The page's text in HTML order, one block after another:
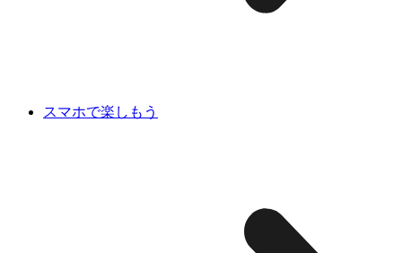
スマホで楽しもう